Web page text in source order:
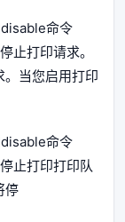
命令
止打印请求。
。当您启用打印
命令
止打印打印队
停